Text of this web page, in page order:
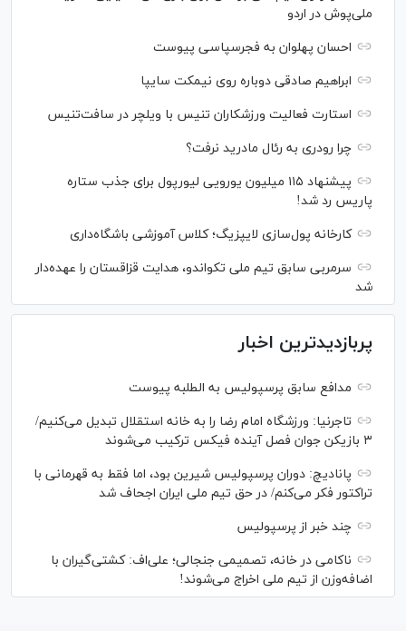
ملی‌پوش در اردو
احسان پهلوان به فجرسپاسی پیوست
ابراهیم صادقی دوباره روی نیمکت سایپا
استارت فعالیت ورزشکاران تنیس با ویلچر در سافت‌تنیس
چرا رودری به رئال مادرید نرفت؟
پیشنهاد ۱۱۵ میلیون یورویی لیورپول برای جذب ستاره
پاریس رد شد!
کارخانه پول‌سازی لایپزیگ؛ کلاس آموزشی باشگاه‌داری
سرمربی سابق تیم ملی تکواندو، هدایت قزاقستان را عهده‌دار
شد
پربازدیدترین اخبار
مدافع سابق پرسپولیس به الطلبه پیوست
تاجرنیا: ورزشگاه امام رضا را به خانه استقلال تبدیل می‌کنیم/
۳ بازیکن جوان فصل آینده فیکس ترکیب می‌شوند
پانادیچ: دوران پرسپولیس شیرین بود، اما فقط به قهرمانی با
تراکتور فکر می‌کنم/ در حق تیم ملی ایران اجحاف شد
چند خبر از پرسپولیس
ناکامی در خانه، تصمیمی جنجالی؛ علی‌اف: کشتی‌گیران با
اضافه‌وزن از تیم ملی اخراج می‌شوند!